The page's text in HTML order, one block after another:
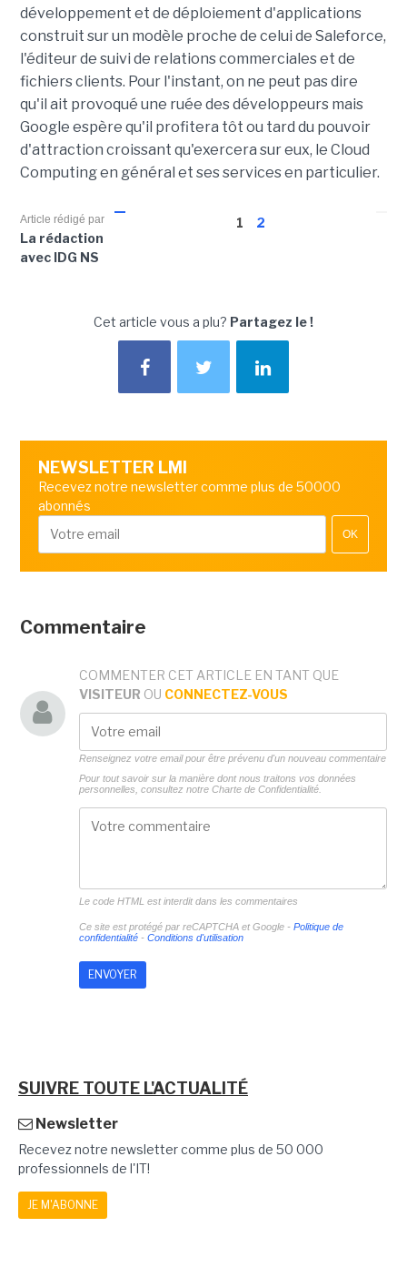
développement et de déploiement d'applications
construit sur un modèle proche de celui de Saleforce,
l'éditeur de suivi de relations commerciales et de
fichiers clients. Pour l'instant, on ne peut pas dire
qu'il ait provoqué une ruée des développeurs mais
Google espère qu'il profitera tôt ou tard du pouvoir
d'attraction croissant qu'exercera sur eux, le Cloud
Computing en général et ses services en particulier.
1 2
Article rédigé par
La rédaction
avec IDG NS
Cet article vous a plu? Partagez le !
NEWSLETTER LMI
Recevez notre newsletter comme plus de 50000
abonnés
OK
Commentaire
COMMENTER CET ARTICLE EN TANT QUE
VISITEUR OU CONNECTEZ-VOUS
Renseignez votre email pour être prévenu d'un nouveau commentaire
Pour tout savoir sur la manière dont nous traitons vos données
personnelles, consultez notre Charte de Confidentialité.
Le code HTML est interdit dans les commentaires
Ce site est protégé par reCAPTCHA et Google - Politique de
confidentialité- Conditions d'utilisation
SUIVRE TOUTE L'ACTUALITÉ
Newsletter
Recevez notre newsletter comme plus de 50 000
professionnels de l'IT!
JE M'ABONNE